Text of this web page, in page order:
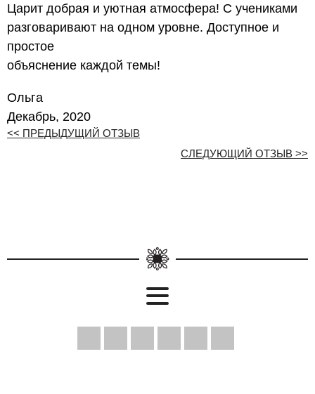
Царит добрая и уютная атмосфера! С учениками
разговаривают на одном уровне. Доступное и
простое
объяснение каждой темы!
Ольга
Декабрь, 2020
<< ПРЕДЫДУЩИЙ ОТЗЫВ
СЛЕДУЮЩИЙ ОТЗЫВ >>